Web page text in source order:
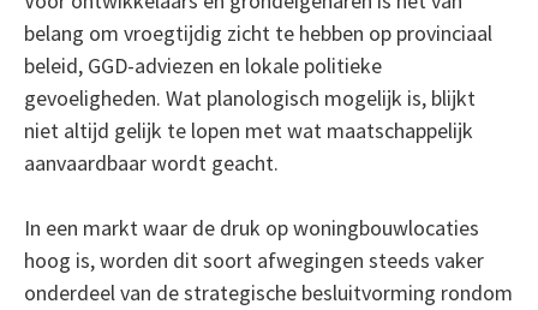
belang om vroegtijdig zicht te hebben op provinciaal
beleid, GGD-adviezen en lokale politieke
gevoeligheden. Wat planologisch mogelijk is, blijkt
niet altijd gelijk te lopen met wat maatschappelijk
aanvaardbaar wordt geacht.
In een markt waar de druk op woningbouwlocaties
hoog is, worden dit soort afwegingen steeds vaker
onderdeel van de strategische besluitvorming rondom